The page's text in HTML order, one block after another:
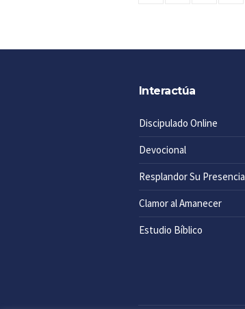
Interactúa
Discipulado Online
Devocional
Resplandor Su Presencia
Clamor al Amanecer
Estudio Bíblico